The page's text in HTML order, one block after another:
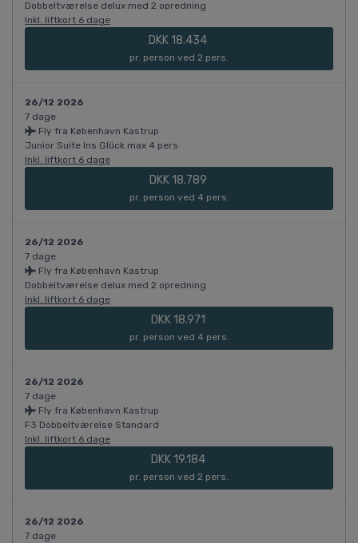
Dobbeltværelse delux med 2 opredning
Inkl. liftkort 6 dage
DKK 18.434
pr. person ved 2 pers.
26/12 2026
7 dage
Fly fra København Kastrup
Junior Suite Ins Glück max 4 pers
Inkl. liftkort 6 dage
DKK 18.789
pr. person ved 4 pers.
26/12 2026
7 dage
Fly fra København Kastrup
Dobbeltværelse delux med 2 opredning
Inkl. liftkort 6 dage
DKK 18.971
pr. person ved 4 pers.
26/12 2026
7 dage
Fly fra København Kastrup
F3 Dobbeltværelse Standard
Inkl. liftkort 6 dage
DKK 19.184
pr. person ved 2 pers.
26/12 2026
7 dage